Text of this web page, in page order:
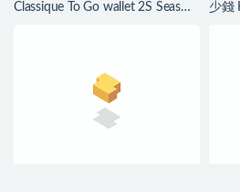
Classique To Go wallet 2S Seasme
少錢